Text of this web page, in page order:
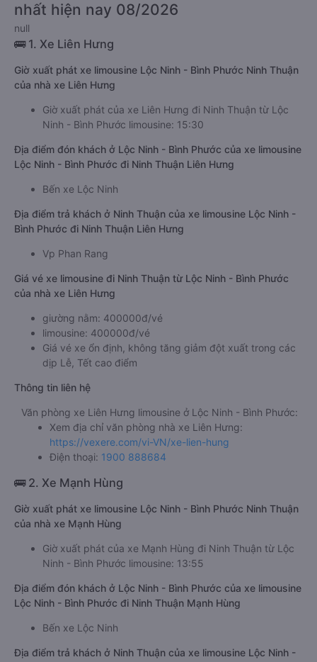
nhất hiện nay 08/2026
null
🚌 1. Xe Liên Hưng
Giờ xuất phát xe limousine Lộc Ninh - Bình Phước Ninh Thuận
của nhà xe Liên Hưng
Giờ xuất phát của xe Liên Hưng đi Ninh Thuận từ Lộc
Ninh - Bình Phước limousine: 15:30
Địa điểm đón khách ở Lộc Ninh - Bình Phước của xe limousine
Lộc Ninh - Bình Phước đi Ninh Thuận Liên Hưng
Bến xe Lộc Ninh
Địa điểm trả khách ở Ninh Thuận của xe limousine Lộc Ninh -
Bình Phước đi Ninh Thuận Liên Hưng
Vp Phan Rang
Giá vé xe limousine đi Ninh Thuận từ Lộc Ninh - Bình Phước
của nhà xe Liên Hưng
giường nằm: 400000đ/vé
limousine: 400000đ/vé
Giá vé xe ổn định, không tăng giảm đột xuất trong các
dịp Lễ, Tết cao điểm
Thông tin liên hệ
Văn phòng xe Liên Hưng limousine ở Lộc Ninh - Bình Phước:
Xem địa chỉ văn phòng nhà xe Liên Hưng:
https://vexere.com/vi-VN/xe-lien-hung
Điện thoại: 1900 888684
🚌 2. Xe Mạnh Hùng
Giờ xuất phát xe limousine Lộc Ninh - Bình Phước Ninh Thuận
của nhà xe Mạnh Hùng
Giờ xuất phát của xe Mạnh Hùng đi Ninh Thuận từ Lộc
Ninh - Bình Phước limousine: 13:55
Địa điểm đón khách ở Lộc Ninh - Bình Phước của xe limousine
Lộc Ninh - Bình Phước đi Ninh Thuận Mạnh Hùng
Bến xe Lộc Ninh
Địa điểm trả khách ở Ninh Thuận của xe limousine Lộc Ninh -